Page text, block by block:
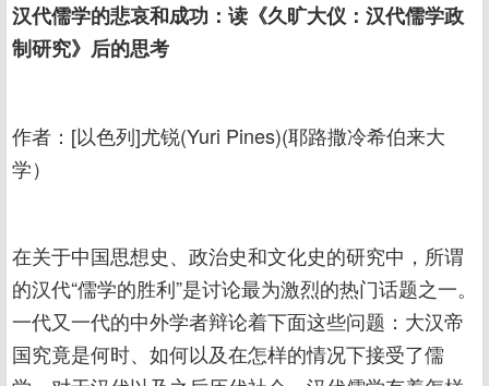
汉代儒学的悲哀和成功：读《久旷大仪：汉代儒学政
制研究》后的思考
作者：[以色列]尤锐(Yuri Pines)(耶路撒冷希伯来大
学）
在关于中国思想史、政治史和文化史的研究中，所谓
的汉代“儒学的胜利”是讨论最为激烈的热门话题之一。
一代又一代的中外学者辩论着下面这些问题：大汉帝
国究竟是何时、如何以及在怎样的情况下接受了儒